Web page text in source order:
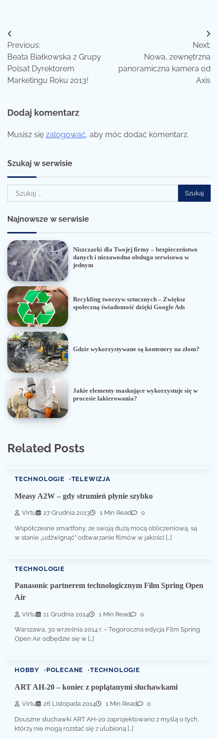
Nawigacja
wpisu
Previous:
Beata Białkowska z Grupy
Polsat Dyrektorem
Marketingu Roku 2013!
Next:
Nowa, zewnętrzna
panoramiczna kamera od
Axis
Dodaj komentarz
Musisz się zalogować, aby móc dodać komentarz.
Szukaj w serwisie
Szukaj:
Najnowsze w serwisie
Niszczarki dla Twojej firmy – bezpieczeństwo
danych i niezawodna obsługa serwisowa w
jednym
Recykling tworzyw sztucznych – Zwiększ
społeczną świadomość dzięki Google Ads
Gdzie wykorzystywane są kontenery na złom?
Jakie elementy maskujące wykorzystuje się w
procesie lakierowania?
Related Posts
TECHNOLOGIE TELEWIZJA
Measy A2W – gdy strumień płynie szybko
Virtu 27 Grudnia 2013 1 Min Read 0
Współczesne smartfony, ze swoją dużą mocą obliczeniową, są
w stanie „udźwignąć” odtwarzanie filmów w jakości […]
TECHNOLOGIE
Panasonic partnerem technologicznym Film Spring Open
Air
Virtu 11 Grudnia 2014 1 Min Read 0
Warszawa, 30 września 2014 r. – Tegoroczna edycja Film Spring
Open Air odbędzie się w […]
HOBBY POLECANE TECHNOLOGIE
ART AH-20 – koniec z poplątanymi słuchawkami
Virtu 26 Listopada 2014 1 Min Read 0
Douszne słuchawki ART AH-20 zaprojektowano z myślą o tych,
którzy nie mogą rozstać się z ulubioną […]